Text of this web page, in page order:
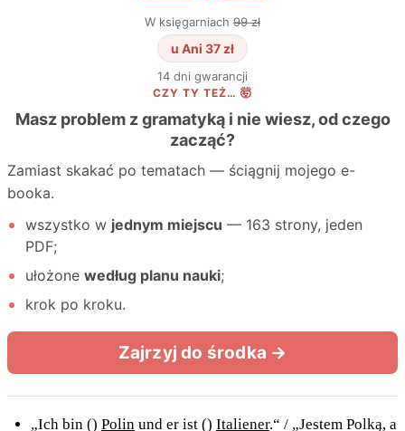
„Ich bin () Polin und er ist () Italiener.“ / „Jestem Polką, a